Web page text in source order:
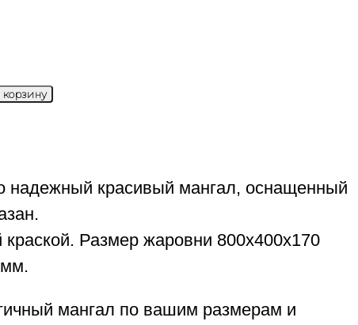
корзину
надежный красивый мангал, оснащенный
Размер жаровни 800х400х170
мангал по вашим размерам и